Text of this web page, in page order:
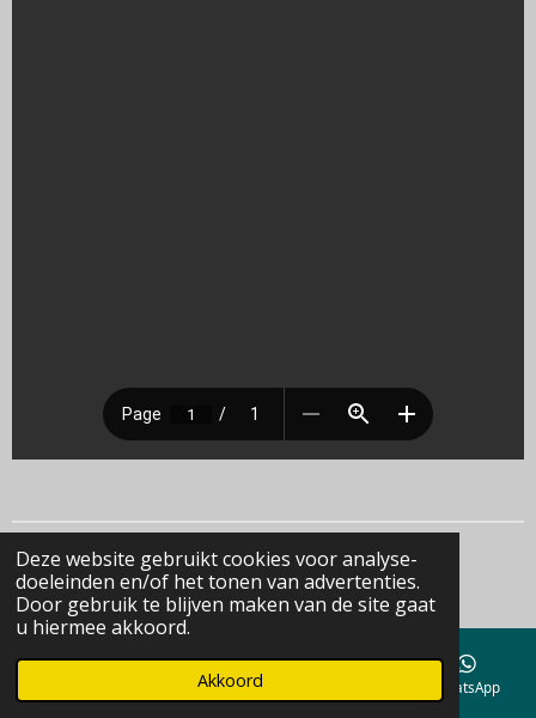
Deze website gebruikt cookies voor analyse-
doeleinden en/of het tonen van advertenties.
Door gebruik te blijven maken van de site gaat
u hiermee akkoord.
Akkoord
© 2022 - 2026 Begraafplaatsen PG Op 'e Noed
Powered byJouwWeb
Telefoonnummer WhatsApp